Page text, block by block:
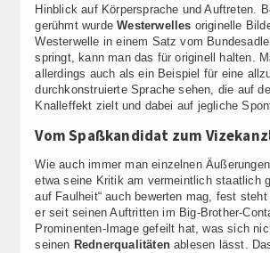
Hinblick auf Körpersprache und Auftreten.
gerühmt wurdeWesterwelles originelle
Westerwelle in einem Satz vom
springt, kann man das für originell halten.
allerdings auch als ein Beispiel für eine
durchkonstruierte Sprache sehen, die auf
Knalleffekt zielt und dabei auf jegliche
Vom Spaßkandidat zum
Wie auch immer man einzelnen
etwa seine Kritik am vermeintlich staatlich
auf Faulheit“ auch bewerten mag, fest
er seit seinen Auftritten im Big-Brother-
Prominenten-Image gefeilt hat, was sich
seinen Rednerqualitätenablesen lässt.